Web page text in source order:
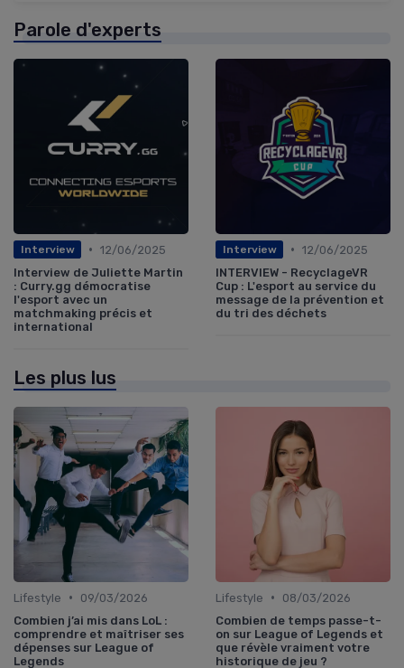
Parole d'experts
Interview • 12/06/2025
Interview de Juliette Martin
: Curry.gg démocratise
l'esport avec un
matchmaking précis et
international
Interview • 12/06/2025
INTERVIEW - RecyclageVR
Cup : L'esport au service du
message de la prévention et
du tri des déchets
Les plus lus
Lifestyle •
09/03/2026
Combien j’ai mis dans LoL :
comprendre et maîtriser ses
dépenses sur League of
Legends
Lifestyle •
08/03/2026
Combien de temps passe-t-
on sur League of Legends et
que révèle vraiment votre
historique de jeu ?